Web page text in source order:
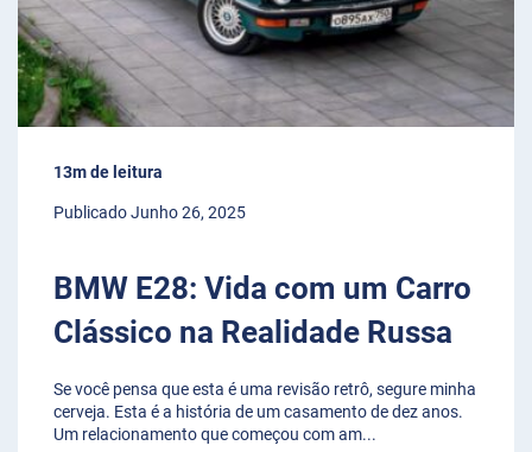
13m de leitura
Publicado Junho 26, 2025
BMW E28: Vida com um Carro
Clássico na Realidade Russa
Se você pensa que esta é uma revisão retrô, segure minha
cerveja. Esta é a história de um casamento de dez anos.
Um relacionamento que começou com am...